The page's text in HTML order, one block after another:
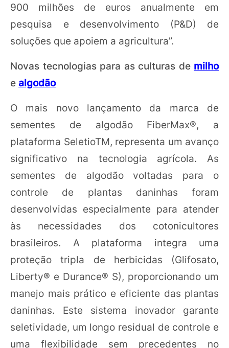
900 milhões de euros anualmente em
pesquisa e desenvolvimento (P&D) de
soluções que apoiem a agricultura”.
Novas tecnologias para as culturas de milho
e algodão
O mais novo lançamento da marca de
sementes de algodão FiberMax®, a
plataforma SeletioTM, representa um avanço
significativo na tecnologia agrícola. As
sementes de algodão voltadas para o
controle de plantas daninhas foram
desenvolvidas especialmente para atender
às necessidades dos cotonicultores
brasileiros. A plataforma integra uma
proteção tripla de herbicidas (Glifosato,
Liberty® e Durance® S), proporcionando um
manejo mais prático e eficiente das plantas
daninhas. Este sistema inovador garante
seletividade, um longo residual de controle e
uma flexibilidade sem precedentes no